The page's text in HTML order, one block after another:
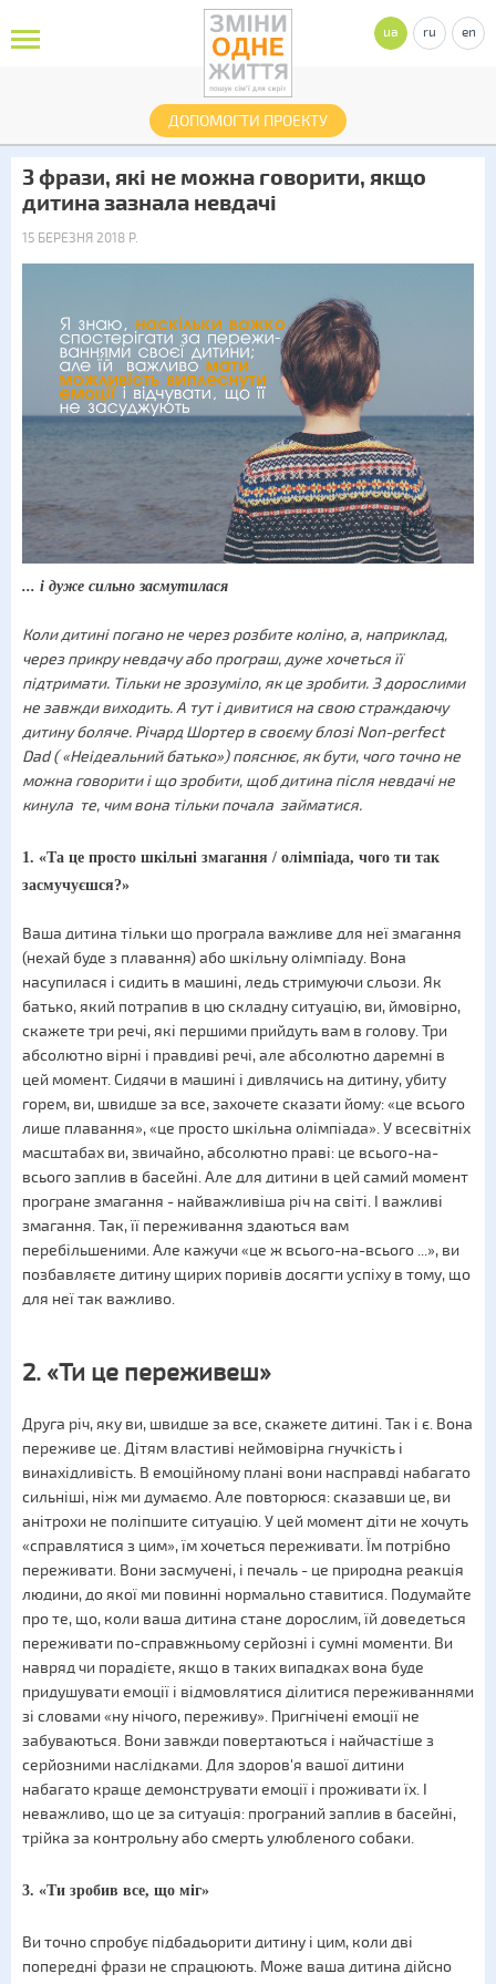
ДОПОМОГТИ ПРОЕКТУ
ua ru en
3 фрази, які не можна говорити, якщо
дитина зазнала невдачі
15 БЕРЕЗНЯ 2018 Р.
... і дуже сильно засмутилася
Коли дитині погано не через розбите коліно, а, наприклад,
через прикру невдачу або програш, дуже хочеться її
підтримати. Тільки не зрозуміло, як це зробити. З дорослими
не завжди виходить. А тут і дивитися на свою страждаючу
дитину боляче. Річард Шортер в своєму блозі Non-perfect
Dad ( «Неідеальний батько») пояснює, як бути, чого точно не
можна говорити і що зробити, щоб дитина після невдачі не
кинула те, чим вона тільки почала займатися.
1. «Та це просто шкільні змагання / олімпіада, чого ти так
засмучуєшся?»
Ваша дитина тільки що програла важливе для неї змагання
(нехай буде з плавання) або шкільну олімпіаду. Вона
насупилася і сидить в машині, ледь стримуючи сльози. Як
батько, який потрапив в цю складну ситуацію, ви, ймовірно,
скажете три речі, які першими прийдуть вам в голову. Три
абсолютно вірні і правдиві речі, але абсолютно даремні в
цей момент. Сидячи в машині і дивлячись на дитину, убиту
горем, ви, швидше за все, захочете сказати йому: «це всього
лише плавання», «це просто шкільна олімпіада». У всесвітніх
масштабах ви, звичайно, абсолютно праві: це всього-на-
всього заплив в басейні. Але для дитини в цей самий момент
програне змагання - найважливіша річ на світі. І важливі
змагання. Так, її переживання здаються вам
перебільшеними. Але кажучи «це ж всього-на-всього ...», ви
позбавляєте дитину щирих поривів досягти успіху в тому, що
для неї так важливо.
2. «Ти це переживеш»
Друга річ, яку ви, швидше за все, скажете дитині. Так і є. Вона
переживе це. Дітям властиві неймовірна гнучкість і
винахідливість. В емоційному плані вони насправді набагато
сильніші, ніж ми думаємо. Але повторюся: сказавши це, ви
анітрохи не поліпшите ситуацію. У цей момент діти не хочуть
«справлятися з цим», їм хочеться переживати. Їм потрібно
переживати. Вони засмучені, і печаль - це природна реакція
людини, до якої ми повинні нормально ставитися. Подумайте
про те, що, коли ваша дитина стане дорослим, їй доведеться
переживати по-справжньому серйозні і сумні моменти. Ви
навряд чи порадієте, якщо в таких випадках вона буде
придушувати емоції і відмовлятися ділитися переживаннями
зі словами «ну нічого, переживу». Пригнічені емоції не
забуваються. Вони завжди повертаються і найчастіше з
серйозними наслідками. Для здоров'я вашої дитини
набагато краще демонструвати емоції і проживати їх. І
неважливо, що це за ситуація: програний заплив в басейні,
трійка за контрольну або смерть улюбленого собаки.
3. «Ти зробив все, що міг»
Ви точно спробує підбадьорити дитину і цим, коли дві
попередні фрази не спрацюють. Може ваша дитина дійсно